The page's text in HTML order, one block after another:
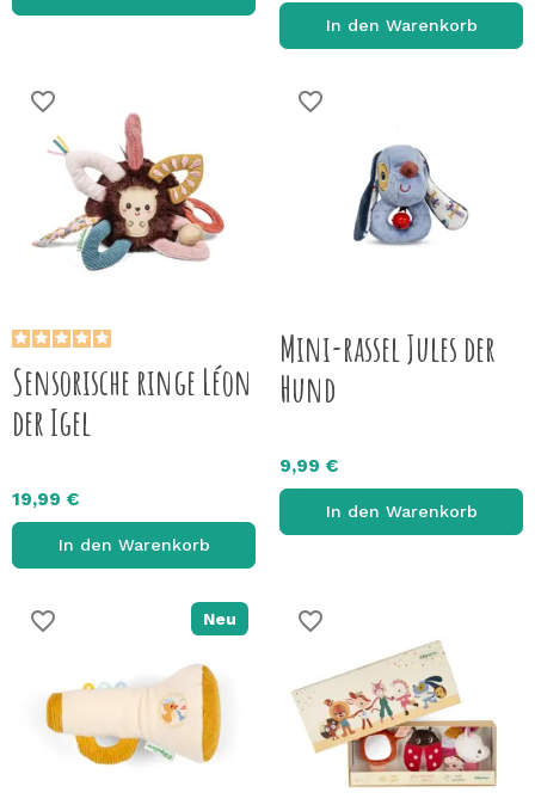
In den Warenkorb
favorite_border
Sensorische ringe Léon
der Igel
19,99 €
In den Warenkorb
favorite_border
Mini-rassel Jules der
Hund
9,99 €
In den Warenkorb
Neu
favorite_border favorite_border